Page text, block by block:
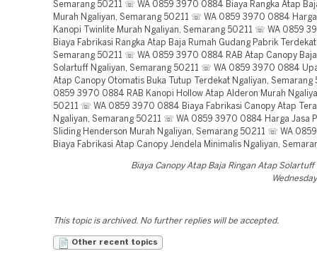
Semarang 50211 ☏ WA 0859 3970 0884 Biaya Rangka Atap
Murah Ngaliyan, Semarang 50211 ☏ WA 0859 3970 0884 Harga
Kanopi Twinlite Murah Ngaliyan, Semarang 50211 ☏ WA 0859
Biaya Fabrikasi Rangka Atap Baja Rumah Gudang Pabrik
Semarang 50211 ☏ WA 0859 3970 0884 RAB Atap Canopy
Solartuff Ngaliyan, Semarang 50211 ☏ WA 0859 3970 0884
Atap Canopy Otomatis Buka Tutup Terdekat Ngaliyan,
0859 3970 0884 RAB Kanopi Hollow Atap Alderon Murah
50211 ☏ WA 0859 3970 0884 Biaya Fabrikasi Canopy Atap
Ngaliyan, Semarang 50211 ☏ WA 0859 3970 0884 Harga Jasa
Sliding Henderson Murah Ngaliyan, Semarang 50211 ☏ WA
Biaya Fabrikasi Atap Canopy Jendela Minimalis Ngaliyan,
Biaya Canopy Atap Baja Ringan Atap
This topic is archived. No further replies will be accepted.
Other recent topics